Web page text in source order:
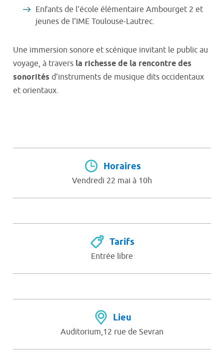
Enfants de l'école élémentaire Ambourget 2 et
jeunes de l'IME Toulouse-Lautrec.
Une immersion sonore et scénique invitant le public au
voyage, à travers la richesse de la rencontre des
sonorités d’instruments de musique dits occidentaux
et orientaux.
Horaires
Vendredi 22 mai à 10h
Tarifs
Entrée libre
Lieu
Auditorium,12 rue de Sevran